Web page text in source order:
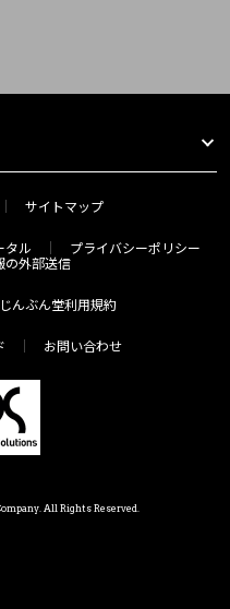
サイトマップ
タル
プライバシーポリシー
の外部送信
じんぶん堂利用規約
お問い合わせ
All Rights Reserved.